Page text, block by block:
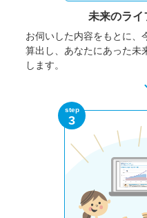
未来のライ
お伺いした内容をもとに、
算出し、あなたにあった未
します。
step
3